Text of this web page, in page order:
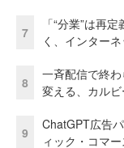
7
「“分業”は再
く、インター
8
一斉配信で終
変える、カル
9
ChatGPT広告
ィック・コマ